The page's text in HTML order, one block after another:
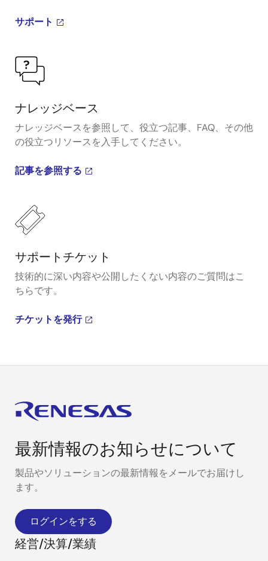
サポート
ナレッジベース
ナレッジベースを参照して、役立つ記事、FAQ、その他
の役立つリソースを入手してください。
記事を参照する
サポートチケット
技術的に深い内容や公開したくない内容のご質問はこ
ちらです。
チケットを発行
最新情報のお知らせについて
製品やソリューションの最新情報をメールでお届けし
ます。
ログインをする
経営/決算/業績